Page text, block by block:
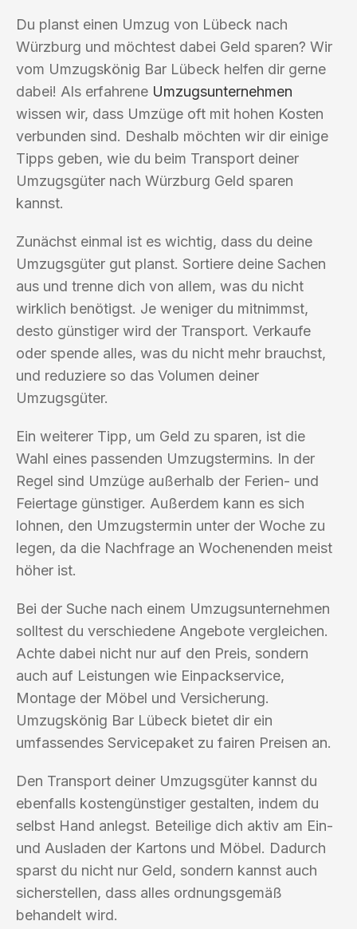
Du planst einen Umzug von Lübeck nach
Würzburg und möchtest dabei Geld sparen? Wir
vom Umzugskönig Bar Lübeck helfen dir gerne
dabei! Als erfahrene Umzugsunternehmen
wissen wir, dass Umzüge oft mit hohen Kosten
verbunden sind. Deshalb möchten wir dir einige
Tipps geben, wie du beim Transport deiner
Umzugsgüter nach Würzburg Geld sparen
kannst.
Zunächst einmal ist es wichtig, dass du deine
Umzugsgüter gut planst. Sortiere deine Sachen
aus und trenne dich von allem, was du nicht
wirklich benötigst. Je weniger du mitnimmst,
desto günstiger wird der Transport. Verkaufe
oder spende alles, was du nicht mehr brauchst,
und reduziere so das Volumen deiner
Umzugsgüter.
Ein weiterer Tipp, um Geld zu sparen, ist die
Wahl eines passenden Umzugstermins. In der
Regel sind Umzüge außerhalb der Ferien- und
Feiertage günstiger. Außerdem kann es sich
lohnen, den Umzugstermin unter der Woche zu
legen, da die Nachfrage an Wochenenden meist
höher ist.
Bei der Suche nach einem Umzugsunternehmen
solltest du verschiedene Angebote vergleichen.
Achte dabei nicht nur auf den Preis, sondern
auch auf Leistungen wie Einpackservice,
Montage der Möbel und Versicherung.
Umzugskönig Bar Lübeck bietet dir ein
umfassendes Servicepaket zu fairen Preisen an.
Den Transport deiner Umzugsgüter kannst du
ebenfalls kostengünstiger gestalten, indem du
selbst Hand anlegst. Beteilige dich aktiv am Ein-
und Ausladen der Kartons und Möbel. Dadurch
sparst du nicht nur Geld, sondern kannst auch
sicherstellen, dass alles ordnungsgemäß
behandelt wird.